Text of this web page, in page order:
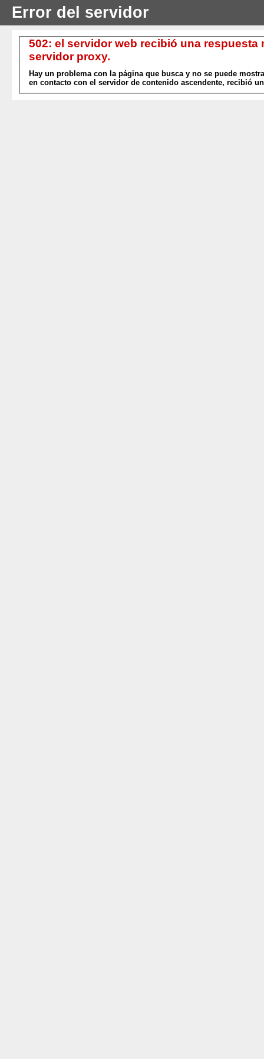
Error del servidor
502: el servidor web recibió una
servidor proxy.
Hay un problema con la página que busca y no se puede
en contacto con el servidor de contenido ascendente, recibió